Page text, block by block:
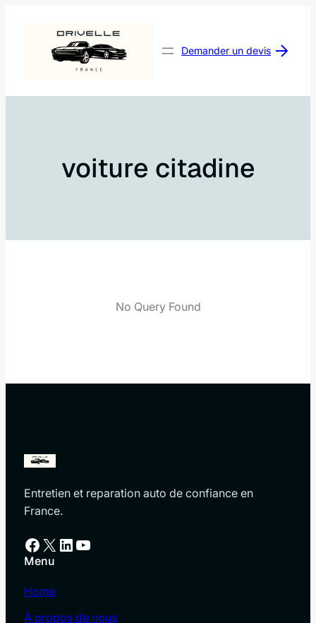
Demander un devis
voiture citadine
No Query Found
Entretien et reparation auto de confiance en
France.
Facebook X LinkedIn YouTube
Menu
Home
À propos de nous